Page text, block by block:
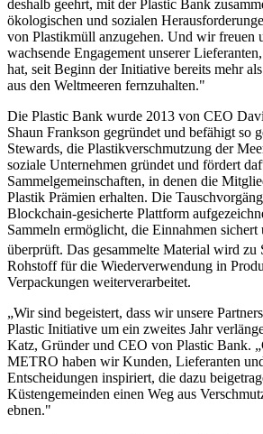
deshalb geehrt, mit der Plastic Bank
ökologischen und sozialen
von Plastikmüll anzugehen. Und wir freuen
wachsende Engagement unserer
hat, seit Beginn der Initiative bereits mehr
aus den Weltmeeren fernzuhalten."
Die Plastic Bank wurde 2013 von CEO
Shaun Frankson gegründet und befähigt so
Stewards, die Plastikverschmutzung der
soziale Unternehmen gründet und fördert
Sammelgemeinschaften, in denen die
Plastik Prämien erhalten. Die
Blockchain-gesicherte Plattform
Sammeln ermöglicht, die Einnahmen
überprüft. Das gesammelte Material wird zu
Rohstoff für die Wiederverwendung in
Verpackungen weiterverarbeitet.
„Wir sind begeistert, dass wir unsere
Plastic Initiative um ein zweites Jahr
Katz, Gründer und CEO von Plastic Bank.
METRO haben wir Kunden, Lieferanten
Entscheidungen inspiriert, die dazu
Küstengemeinden einen Weg aus
ebnen."